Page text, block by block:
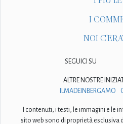
I
NOI
SEGUICI SU
ALTRE NOSTRE
ILMADEINBERGAMO
I contenuti, i testi, le immagini e le
sito web sono di proprietà esclusiva